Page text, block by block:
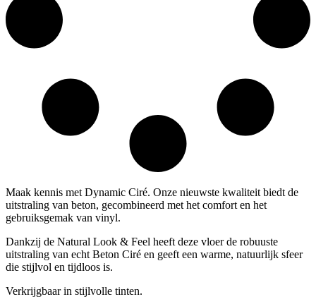
Maak kennis met Dynamic Ciré. Onze nieuwste kwaliteit biedt de
uitstraling van beton, gecombineerd met het comfort en het
gebruiksgemak van vinyl.
Dankzij de Natural Look & Feel heeft deze vloer de robuuste
uitstraling van echt Beton Ciré en geeft een warme, natuurlijk sfeer
die stijlvol en tijdloos is.
Verkrijgbaar in stijlvolle tinten.